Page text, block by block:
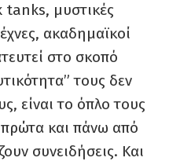
tanks, μυστικές
ακαδημαϊκοί
στο σκοπό
τους δεν
είναι το όπλο τους
και πάνω από
συνειδήσεις. Και